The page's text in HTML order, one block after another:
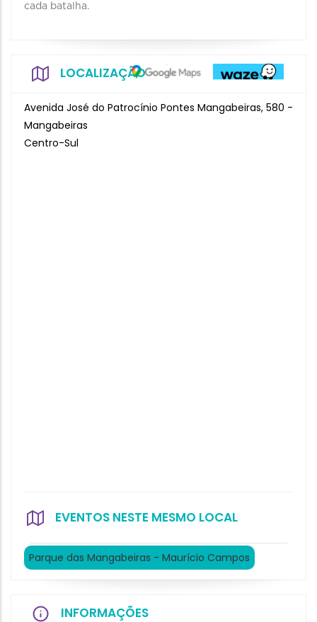
cada batalha.
LOCALIZAÇÃO
Avenida José do Patrocínio Pontes Mangabeiras, 580 -
Mangabeiras
Centro-Sul
EVENTOS NESTE MESMO LOCAL
Parque das Mangabeiras - Maurício Campos
INFORMAÇÕES